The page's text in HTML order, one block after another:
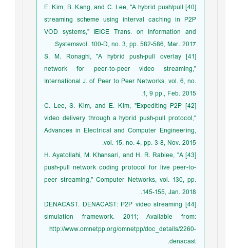
[40] E. Kim, B. Kang, and C. Lee, "A hybrid push/pull
streaming scheme using interval caching in P2P
VOD systems," IEICE Trans. on Information and
Systemsvol. 100-D, no. 3, pp. 582-586, Mar. 2017.
[41] S. M. Ronaghi, "A hybrid push-pull overlay
network for peer-to-peer video streaming,"
International J. of Peer to Peer Networks, vol. 6, no.
1, 9 pp., Feb. 2015.
[42] C. Lee, S. Kim, and E. Kim, "Expediting P2P
video delivery through a hybrid push-pull protocol,"
Advances in Electrical and Computer Engineering,
vol. 15, no. 4, pp. 3-8, Nov. 2015.
[43] H. Ayatollahi, M. Khansari, and H. R. Rabiee, "A
push-pull network coding protocol for live peer-to-
peer streaming," Computer Networks, vol. 130, pp.
145-155, Jan. 2018.
[44] DENACAST. DENACAST: P2P video streaming
simulation framework. 2011; Available from:
http://www.omnetpp.org/omnetpp/doc_details/2260-
denacast.